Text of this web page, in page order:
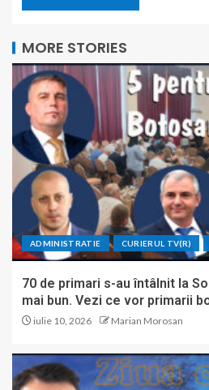
MORE STORIES
ADMINISTRATIE CURIERUL TV(R)
70 de primari s-au întâlnit la
mai bun. Vezi ce vor primarii
iulie 10, 2026 Marian Morosan